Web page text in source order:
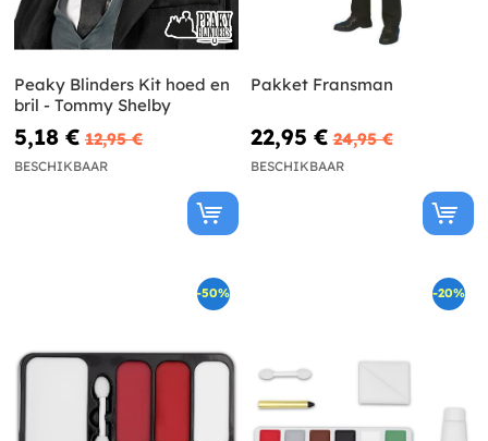
Peaky Blinders Kit hoed en
bril - Tommy Shelby
5,18 € 12,95 €
BESCHIKBAAR
Pakket Fransman
22,95 € 24,95 €
BESCHIKBAAR
-50% -20%